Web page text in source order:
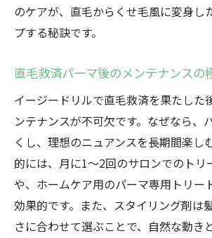
のケアが、直毛からくせ毛風に変身し
プする秘訣です。
直毛救済パーマ後のメンテナンスの
イージードリルで直毛救済を果たした
ンテナンスが不可欠です。なぜなら、
くし、理想のニュアンスを長期間楽し
的には、月に1〜2回のサロンでのトリ
や、ホームケア用のパーマ専用トリー
効果的です。また、スタイリング剤は
さに合わせて選ぶことで、自然な動き